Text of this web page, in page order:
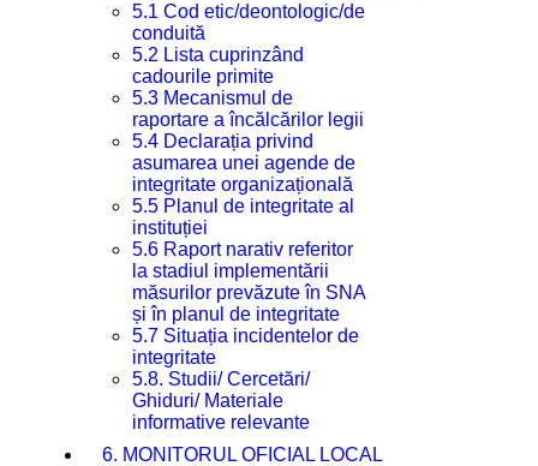
5.1 Cod etic/deontologic/de
conduită
5.2 Lista cuprinzând
cadourile primite
5.3 Mecanismul de
raportare a încălcărilor legii
5.4 Declarația privind
asumarea unei agende de
integritate organizațională
5.5 Planul de integritate al
instituției
5.6 Raport narativ referitor
la stadiul implementării
măsurilor prevăzute în SNA
și în planul de integritate
5.7 Situația incidentelor de
integritate
5.8. Studii/ Cercetări/
Ghiduri/ Materiale
informative relevante
6. MONITORUL OFICIAL LOCAL